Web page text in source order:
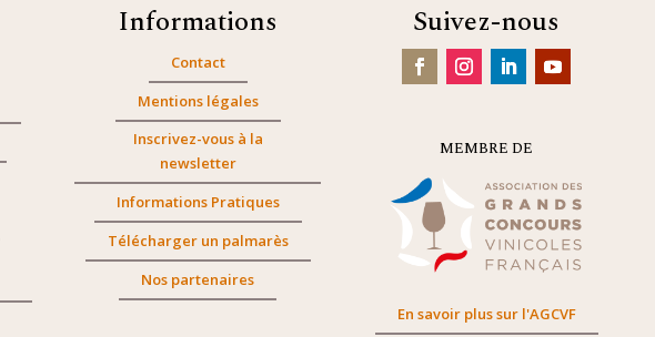
Informations
Contact
Mentions légales
Inscrivez-vous à la
newsletter
Informations Pratiques
Télécharger un palmarès
Nos partenaires
Suivez-nous
MEMBRE DE
En savoir plus sur l'AGCVF